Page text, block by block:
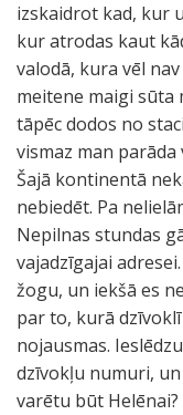
izskaidrot kad, kur
kur atrodas kaut
valodā, kura vēl
meitene maigi sūta
tāpēc dodos no
vismaz man
Šajā kontinentā
nebiedēt. Pa
Nepilnas stundas
vajadzīgajai
žogu, un iekšā es
par to, kurā
nojausmas.
dzīvokļu numuri,
varētu būt Helēnai?